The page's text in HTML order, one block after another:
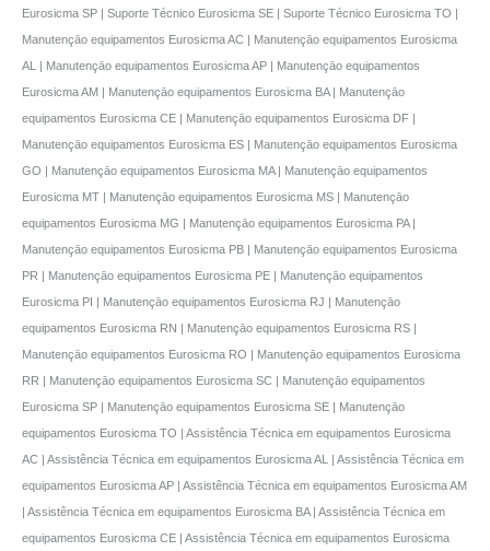
Eurosicma SP | Suporte Técnico Eurosicma SE | Suporte Técnico Eurosicma TO |
Manutençāo equipamentos Eurosicma AC | Manutençāo equipamentos Eurosicma
AL | Manutençāo equipamentos Eurosicma AP | Manutençāo equipamentos
Eurosicma AM | Manutençāo equipamentos Eurosicma BA | Manutençāo
equipamentos Eurosicma CE | Manutençāo equipamentos Eurosicma DF |
Manutençāo equipamentos Eurosicma ES | Manutençāo equipamentos Eurosicma
GO | Manutençāo equipamentos Eurosicma MA | Manutençāo equipamentos
Eurosicma MT | Manutençāo equipamentos Eurosicma MS | Manutençāo
equipamentos Eurosicma MG | Manutençāo equipamentos Eurosicma PA |
Manutençāo equipamentos Eurosicma PB | Manutençāo equipamentos Eurosicma
PR | Manutençāo equipamentos Eurosicma PE | Manutençāo equipamentos
Eurosicma PI | Manutençāo equipamentos Eurosicma RJ | Manutençāo
equipamentos Eurosicma RN | Manutençāo equipamentos Eurosicma RS |
Manutençāo equipamentos Eurosicma RO | Manutençāo equipamentos Eurosicma
RR | Manutençāo equipamentos Eurosicma SC | Manutençāo equipamentos
Eurosicma SP | Manutençāo equipamentos Eurosicma SE | Manutençāo
equipamentos Eurosicma TO | Assistência Técnica em equipamentos Eurosicma
AC | Assistência Técnica em equipamentos Eurosicma AL | Assistência Técnica em
equipamentos Eurosicma AP | Assistência Técnica em equipamentos Eurosicma AM
| Assistência Técnica em equipamentos Eurosicma BA | Assistência Técnica em
equipamentos Eurosicma CE | Assistência Técnica em equipamentos Eurosicma